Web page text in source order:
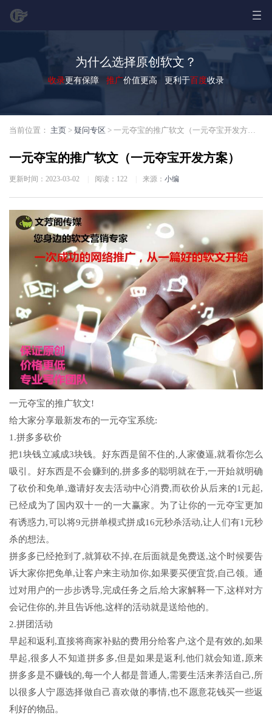
为什么选择原创软文？
收录更有保障 推广价值更高 更利于百度收录
当前位置： 主页 > 疑问专区 > 一元夺宝的推广软文（一元夺宝开发方案）
一元夺宝的推广软文（一元夺宝开发方案）
更新时间：2023-03-02 阅读： 122 来源： 小编
一元夺宝的推广软文!
给大家分享最新发布的一元夺宝系统:
1.拼多多砍价
把1块钱立减成3块钱。好东西是留不住的,人家傻逼,就看你怎么
吸引。好东西是不会赚到的,拼多多的聪明就在于,一开始就明确
了砍价和免单,邀请好友去活动中心消费,而砍价从后来的1元起,
已经成为了国内双十一的一大赢家。为了让你的一元夺宝更加
有诱惑力,可以将9元拼单模式拼成16元秒杀活动,让人们有1元秒
杀的想法。
拼多多已经抢到了,就算砍不掉,在后面就是免费送,这个时候要告
诉大家你把免单,让客户来主动加你,如果要买便宜货,自己领。通
过对用户的一步步诱导,完成任务之后,给大家解释一下,这样对方
会记住你的,并且告诉他,这样的活动就是送给他的。
2.拼团活动
早起和返利,直接将商家补贴的费用分给客户,这个是有效的,如果
早起,很多人不知道拼多多,但是如果是返利,他们就会知道,原来
拼多多是不赚钱的,每一个人都是普通人,需要生活来养活自己,所
以很多人宁愿选择做自己喜欢做的事情,也不愿意花钱买一些返
利好的物品。